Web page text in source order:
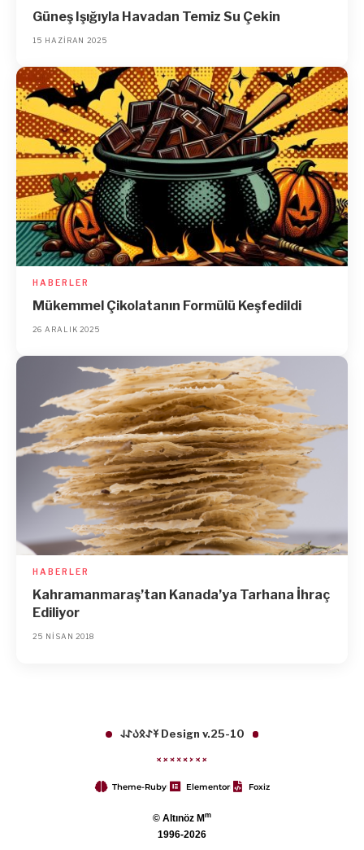
Güneş Işığıyla Havadan Temiz Su Çekin
15 HAZIRAN 2025
HABERLER
Mükemmel Çikolatanın Formülü Keşfedildi
26 ARALIK 2025
HABERLER
Kahramanmaraş’tan Kanada’ya Tarhana İhraç
Ediliyor
25 NISAN 2018
𐱁𐰀𐰋𐰉𐰀𐰞 Design v.25-10
Theme-Ruby Elementor Foxiz
© Altınöz Mm
1996-2026